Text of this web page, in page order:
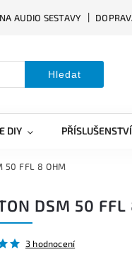
AUDIO SESTAVY
Hledat
DIY PŘÍSLUŠENSTVÍ
50 FFL 8 OHM
DSM 50 FFL
3 hodnocení